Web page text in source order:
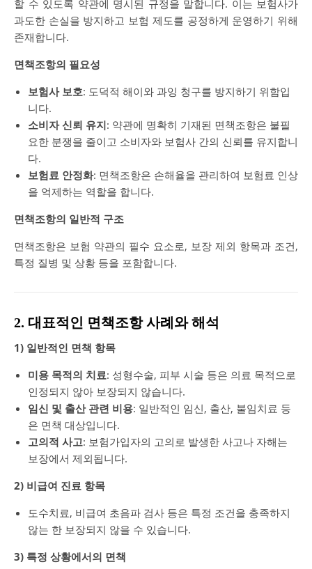
할 수 있도록 약관에 명시된 규정을 말합니다. 이는 보험사가
과도한 손실을 방지하고 보험 제도를 공정하게 운영하기 위해
존재합니다.
면책조항의 필요성
보험사 보호: 도덕적 해이와 과잉 청구를 방지하기 위함입
니다.
소비자 신뢰 유지: 약관에 명확히 기재된 면책조항은 불필
요한 분쟁을 줄이고 소비자와 보험사 간의 신뢰를 유지합니
다.
보험료 안정화: 면책조항은 손해율을 관리하여 보험료 인상
을 억제하는 역할을 합니다.
면책조항의 일반적 구조
면책조항은 보험 약관의 필수 요소로, 보장 제외 항목과 조건,
특정 질병 및 상황 등을 포함합니다.
2. 대표적인 면책조항 사례와 해석
1) 일반적인 면책 항목
미용 목적의 치료: 성형수술, 피부 시술 등은 의료 목적으로
인정되지 않아 보장되지 않습니다.
임신 및 출산 관련 비용: 일반적인 임신, 출산, 불임치료 등
은 면책 대상입니다.
고의적 사고: 보험가입자의 고의로 발생한 사고나 자해는
보장에서 제외됩니다.
2) 비급여 진료 항목
도수치료, 비급여 초음파 검사 등은 특정 조건을 충족하지
않는 한 보장되지 않을 수 있습니다.
3) 특정 상황에서의 면책